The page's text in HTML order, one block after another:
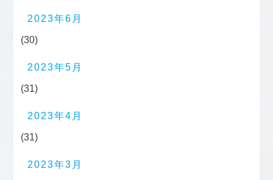
2023年6月
(30)
2023年5月
(31)
2023年4月
(31)
2023年3月